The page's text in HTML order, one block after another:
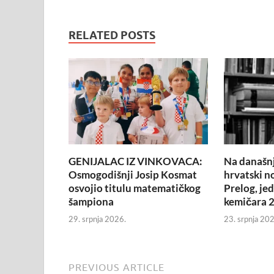
RELATED POSTS
GENIJALAC IZ VINKOVACA:
Osmogodišnji Josip Kosmat
osvojio titulu matematičkog
šampiona
29. srpnja 2026.
Na
hrvatski
Prelog,
kemičara
23. srpnja
PREVIOUS ARTICLE